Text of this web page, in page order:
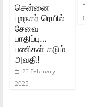
சென்னை
புறநகர் ரெயில்
சேவை
பாதிப்பு…
பணிகள் கடும்
அவதி!
23 February
2025